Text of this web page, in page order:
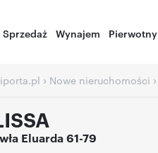
Sprzedaż Wynajem Pierwotny
› Nowe nieruchomości ›
Eluarda 61-79